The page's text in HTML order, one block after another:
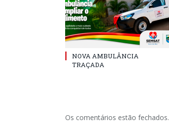
NOVA AMBULÂNCIA
TRAÇADA
Os comentários estão fechados.